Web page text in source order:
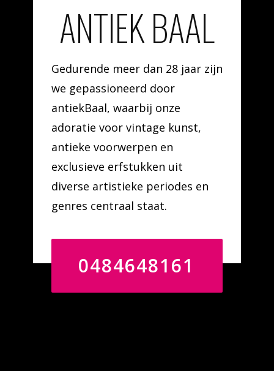
ANTIEK BAAL
Gedurende meer dan 28 jaar zijn
we gepassioneerd door
antiekBaal, waarbij onze
adoratie voor vintage kunst,
antieke voorwerpen en
exclusieve erfstukken uit
diverse artistieke periodes en
genres centraal staat.
0484648161